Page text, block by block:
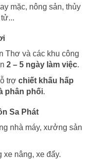
mặc, nông sản, thủy
Thơ và các khu công
2 – 5 ngày làm việc.
trợ chiết khấu hấp
phân phối.
Sa Phát
nhà máy, xưởng sản
xe nâng, xe đẩy.